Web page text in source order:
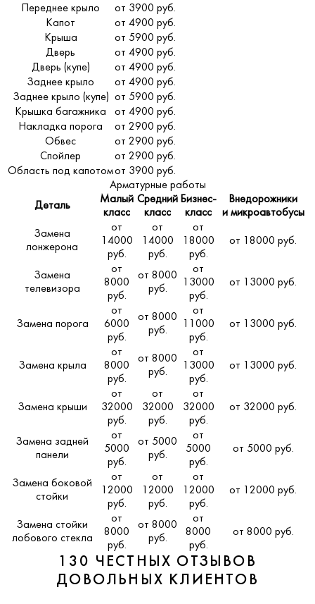
Переднее крыло
от 3900 руб.
Капот
от 4900 руб.
Крыша
от 5900 руб.
Дверь
от 4900 руб.
Дверь (купе)
от 4900 руб.
Заднее крыло
от 4900 руб.
Заднее крыло (купе) от 5900 руб.
Крышка багажника
от 4900 руб.
Накладка порога
от 2900 руб.
Обвес
от 2900 руб.
Спойлер
от 2900 руб.
Область под капотомот 3900 руб.
Арматурные работы
Деталь
Малый
класс
Средний
класс
Бизнес-
класс
Внедорожники
и микроавтобусы
Замена
лонжерона
от
14000
руб.
от
14000
руб.
от
18000
руб.
от 18000 руб.
Замена
телевизора
от
8000
руб.
от 8000
руб.
от
13000
руб.
от 13000 руб.
Замена порога
от
6000
руб.
от 8000
руб.
от
11000
руб.
от 13000 руб.
Замена крыла
от
8000
руб.
от 8000
руб.
от
13000
руб.
от 13000 руб.
Замена крыши
от
32000
руб.
от
32000
руб.
от
32000
руб.
от 32000 руб.
Замена задней
панели
от
5000
руб.
от 5000
руб.
от
5000
руб.
от 5000 руб.
Замена боковой
стойки
от
12000
руб.
от
12000
руб.
от
12000
руб.
от 12000 руб.
Замена стойки
лобового стекла
от
8000
руб.
от 8000
руб.
от
8000
руб.
от 8000 руб.
130 ЧЕСТНЫХ ОТЗЫВОВ
ДОВОЛЬНЫХ КЛИЕНТОВ